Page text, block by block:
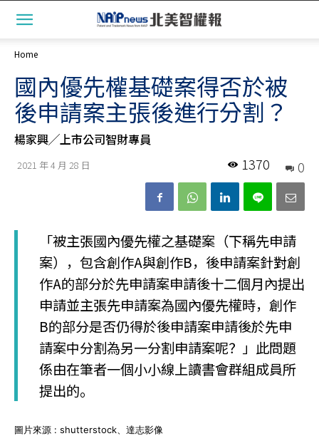
Home
國內優先權基礎案得否於被
後申請案主張後進行分割？
楊家興╱上市公司智財專員
2021 年 4 月 28 日 0
1370
「被主張國內優先權之基礎案（下稱先申請
案），包含創作A與創作B，後申請案針對創
作A的部分於先申請案申請後十二個月內提出
申請並主張先申請案為國內優先權時，創作
B的部分是否仍得於後申請案申請後於先申
請案中分割為另一分割申請案呢？」此問題
係由在筆者一個小小線上讀書會群組成員所
提出的。
圖片來源 : shutterstock、達志影像